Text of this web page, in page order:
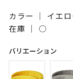
カラー ｜ イエロ
在庫 ｜ ○
バリエーション